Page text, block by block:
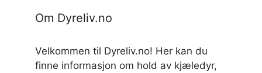
Om Dyreliv.no
Velkommen til Dyreliv.no! Her kan du
finne informasjon om hold av kjæledyr,